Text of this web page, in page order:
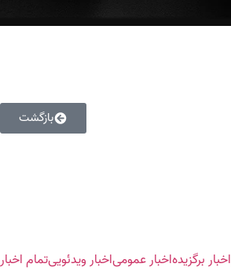
بازگشت
اخبار برگزیدهاخبار عمومیاخبار ویدئوییتمام اخبار